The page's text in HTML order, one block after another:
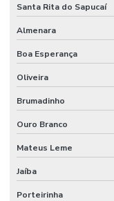
Manutenção Predial E
Manutenção Predial
Manutenção predial
Manutenção Predial
Manutenção Preditiva
Manutenção Preditiva
Santa Rita do Sapucaí
Almenara
Boa Esperança
Oliveira
Brumadinho
Ouro Branco
Mateus Leme
Jaíba
Porteirinha